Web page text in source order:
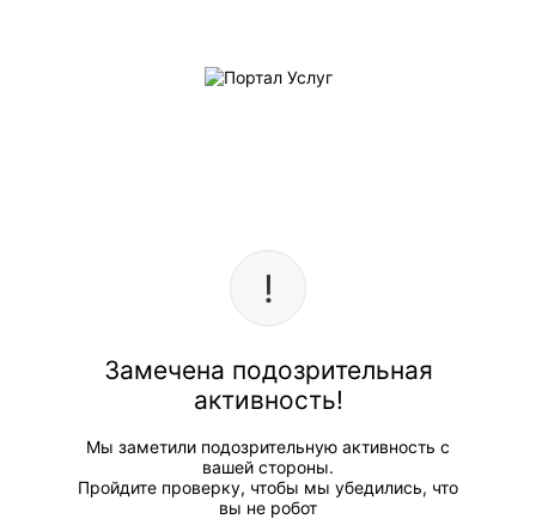
Замечена подозрительная
активность!
Мы заметили подозрительную активность с
вашей стороны.
Пройдите проверку, чтобы мы убедились, что
вы не робот